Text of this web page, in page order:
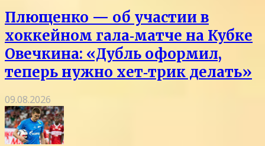
Плющенко — об участии в
хоккейном гала‑матче на Кубке
Овечкина: «Дубль оформил,
теперь нужно хет‑трик делать»
09.08.2026